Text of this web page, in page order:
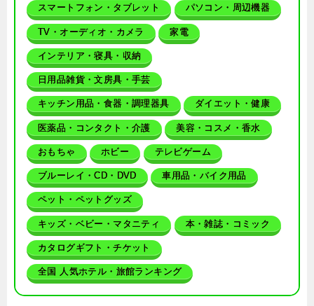
スマートフォン・タブレット パソコン・周辺機器
TV・オーディオ・カメラ 家電
インテリア・寝具・収納
日用品雑貨・文房具・手芸
キッチン用品・食器・調理器具 ダイエット・健康
医薬品・コンタクト・介護 美容・コスメ・香水
おもちゃ ホビー テレビゲーム
ブルーレイ・CD・DVD 車用品・バイク用品
ペット・ペットグッズ
キッズ・ベビー・マタニティ 本・雑誌・コミック
カタログギフト・チケット
全国 人気ホテル・旅館ランキング